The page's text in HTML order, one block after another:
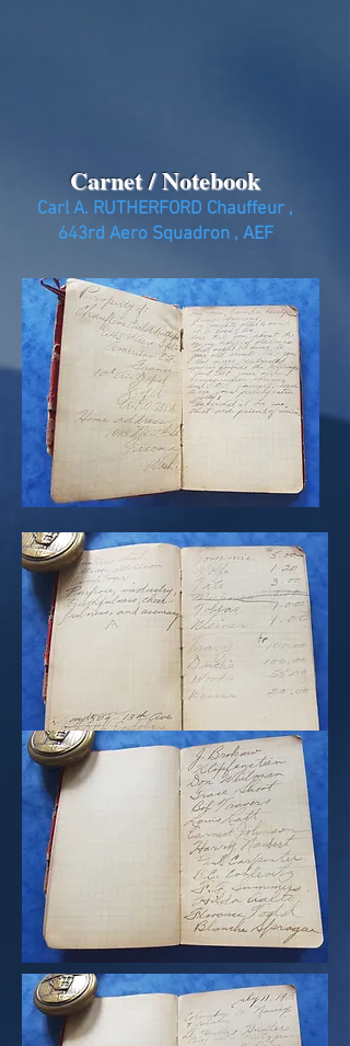
Carnet / Notebook
Carl A. RUTHERFORD Chauffeur ,
643rd Aero Squadron , AEF